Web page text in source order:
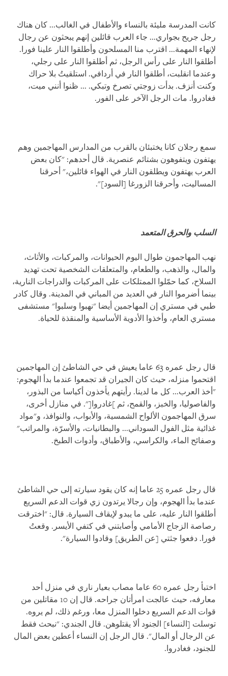
كانت المدرسة مليئة بالنساء والأطفال في الغالب... كان هناك
رجل جريح بجواري... جاء العرب قائلين إنهم يبحثون عن رجال
لإنهاء المهمة... اقترب منا المسلحون وأطلقوا النار علينا فورا.
أطلقوا النار على رأس الرجل، ثم أطلقوا النار على رجلي،
وعندما انقلبت، أطلقوا النار في أردافي. استلقيتُ بلا حراك
وكنت أنزف. بدأت زوجتي تصرخ وتبكي. ... ظنوا أنني ميت،
فغادروا. مات الرجل الآخر على الفور.
سمع رجلان كانا يختبئان بالقرب من المدارس المهاجمين وهم
يهتفون ويتفوهون بشتائم عنصرية. قال أحدهم: "كان بعض
العرب يهتفون ويطلقون النار في الهواء قائلين،" أحرقنا
المساليت، وأحرقنا الزورغا [السود]".
السلب والحرق المتعمد
نهب المهاجمون طوال اليوم الحيوانات، والمركبات، والأثاث،
والمال، والذهب، والطعام، والمتعلقات الشخصية تحت تهديد
السلاح، كما حمّلوا الممتلكات على المركبات والدراجات النارية،
بينما أضرموا النار في العديد من المباني في المدينة. وقال كادر
طبي في مستري إن المهاجمين أيضا "نهبوا وسلبوا" مستشفى
مستري العام، وأخذوا الأدوية الأساسية والمنقذة للحياة.
قال رجل عمره 63 عاما يعيش في حي الشاطئ إن المهاجمين
اقتحموا منزله، حيث كان الجيران قد تجمعوا عندما بدأ الهجوم:
"أخذ العرب... كل ما لدينا. رأيتهم يأخذون أكياسا من البذور،
والفاصوليا، والخبز، والقمح، ثم ]غادروا[". في منازل أخرى،
سرق المهاجمون الألواح الشمسية، والأبواب، والنوافذ، و"مواد
غذائية مثل الفول السوداني... والبطانيات، والأسرّة، والمراتب"
وصفائح الماء، والكراسي، والأطباق، وأدوات الطبخ.
قال رجل عمره 25 عاما إنه كان يقود سيارته إلى حي الشاطئ
عندما بدأ الهجوم، وإن رجالا يرتدون زي قوات الدعم السريع
أطلقوا النار عليه، على ما يبدو لإيقاف السيارة. قال: "اخترقت
رصاصة الزجاج الأمامي وأصابتني في كتفي الأيسر. وقعتُ
فورا. دفعوا جثتي [عن الطريق] وقادوا السيارة".
اختبأ رجل عمره 60 عاما مصاب بعيار ناري في منزل أحد
معارفه، حيث عالجت امرأتان جراحه. قال إن 10 مقاتلين من
قوات الدعم السريع دخلوا المنزل معا، ورغم ذلك، لم يروه.
توسلت [النساء] الجنود ألا يقتلوهن. قال الجندي: "نبحث فقط
عن الرجال أو المال". قال الرجل إن النساء أعطين بعض المال
للجنود، فغادروا.